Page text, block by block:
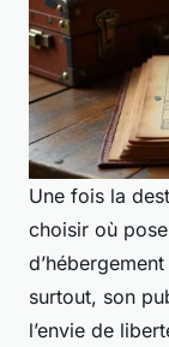
Une fois la
choisir où
surtout, son
l’envie de